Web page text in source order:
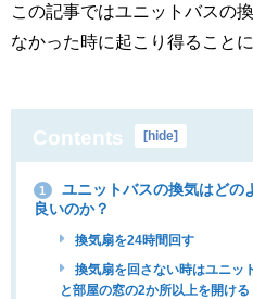
この記事ではユニットバスの
なかった時に起こり得ること
Contents [hide]
1
ユニットバスの換気はどの
良いのか？
換気扇を24時間回す
換気扇を回さない時はユニッ
と部屋の窓の2か所以上を開ける